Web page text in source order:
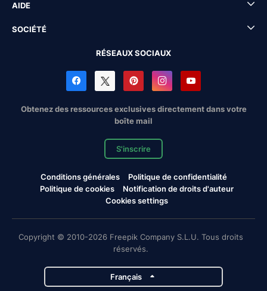
AIDE
SOCIÉTÉ
RÉSEAUX SOCIAUX
Obtenez des ressources exclusives directement dans votre
boîte mail
S'inscrire
Conditions générales
Politique de confidentialité
Politique de cookies
Notification de droits d'auteur
Cookies settings
Copyright © 2010-2026 Freepik Company S.L.U. Tous droits
réservés.
Français